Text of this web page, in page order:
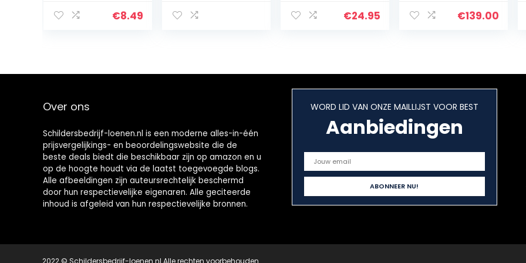
voor draaiboor,
sieraden, polish,
€8.49
mm schenkel
wiel
Rollen
Droog
Schurende Riem
Slijpen Roll
Riemen voor
Hout Turners,
€24.95
€139.00
Over ons
Schildersbedrijf-loenen.nl is een moderne alles-in-één
prijsvergelijkings- en beoordelingswebsite die de
beste deals biedt die beschikbaar zijn op amazon en u
op de hoogte houdt via de laatst toegevoegde blogs.
Alle afbeeldingen zijn auteursrechtelijk beschermd
door hun respectievelijke eigenaren. Alle geciteerde
inhoud is afgeleid van hun respectievelijke bronnen.
WORD LID VAN ONZE MAILLIJST VOOR BEST
Aanbiedingen
2022 © Schildersbedrijf-loenen.nl Alle rechten voorbehouden